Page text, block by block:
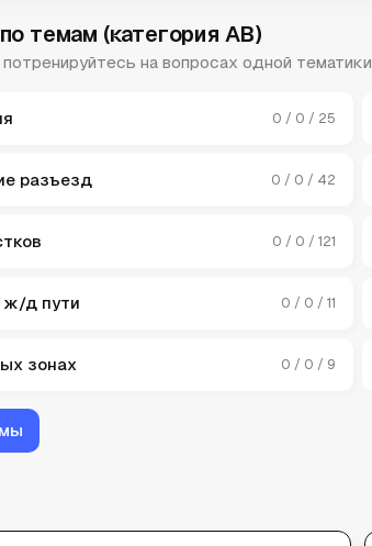
темам (категория AB)
на вопросах одной тематики.
0 / 0 / 25
разъезд 0 / 0 / 42
0 / 0 / 121
ж/д пути 0 / 0 / 11
зонах 0 / 0 / 9